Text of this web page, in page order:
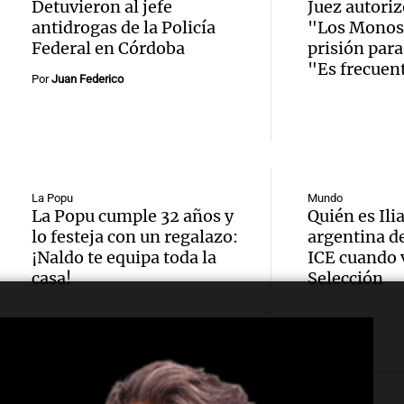
Viva la
de
Episodios
Italia
Panorama
Audio.
con la
para la
Fenoy
la
León
Detuvieron al jefe
antidrogas de la Policía
Federal en Córdoba
PorJuan Federico
Juez
"Los
prisión
"Es
La Popu
La Popu cumple 32 años y
lo festeja con un regalazo:
¡Naldo te equipa toda la
casa!
Mundo
Quién es
argentina
ICE cuando
Selección